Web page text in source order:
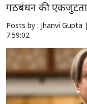
गठबंधन की एकजुटता
Posts by : Jhanvi Gupta |
7:59:02